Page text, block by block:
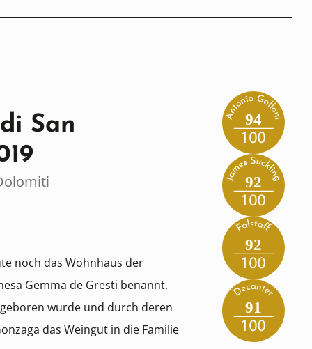
San
noch das Wohnhaus der
Gemma de Gresti benannt,
wurde und durch deren
das Weingut in die Familie
94
92
92
91